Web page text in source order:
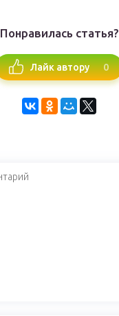
Понравилась статья?
Лайк автору 0